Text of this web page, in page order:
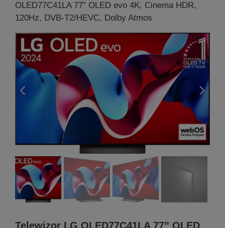
OLED77C41LA 77” OLED evo 4K, Cinema HDR,
120Hz, DVB-T2/HEVC, Dolby Atmos
Telewizor LG OLED77C41LA 77” OLED